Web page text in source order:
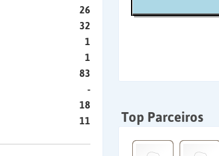
26
32
1
1
83
-
18
11 Top Parceiros